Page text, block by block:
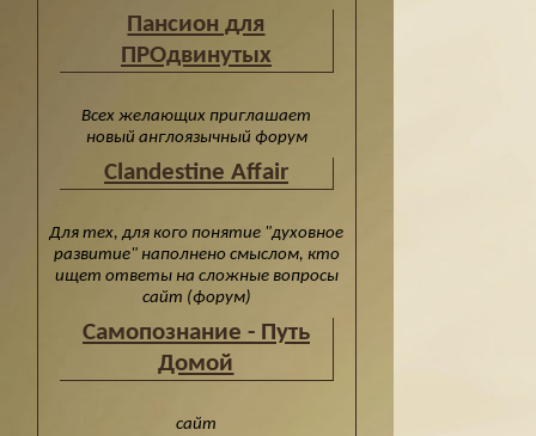
Пансион для
ПРОдвинутых
Всех желающих приглашает
новый англоязычный форум
Clandestine Affair
Для тех, для кого понятие "духовное
развитие" наполнено смыслом, кто
ищет ответы на сложные вопросы
сайт (форум)
Cамопознание - Путь
Домой
сайт